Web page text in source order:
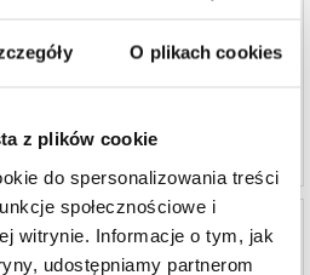
O plikach cookies
z plików cookie
do spersonalizowania treści
społecznościowe i
witrynie. Informacje o tym, jak
udostępniamy partnerom
72,80